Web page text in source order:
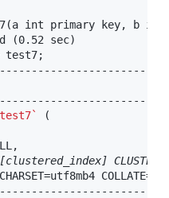
int primary key, b
(0.52 sec)
test7;
Table
(